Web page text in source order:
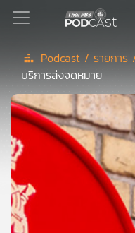
Podcast
เพล
ย์
ลิ
สต์
แนะนำ
Podcast / รายการ
บริการส่งจดหมาย